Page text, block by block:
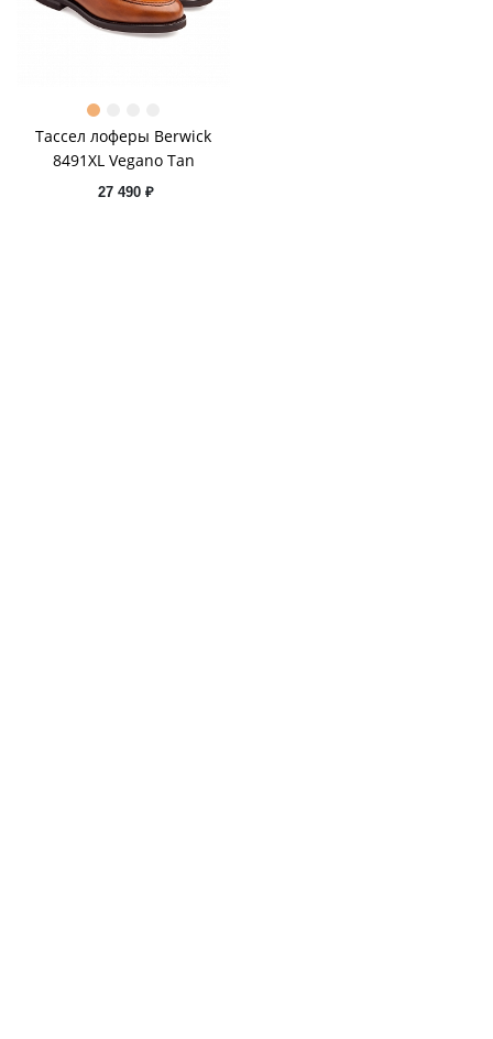
Тассел лоферы Berwick
8491XL Vegano Tan
27 490 ₽